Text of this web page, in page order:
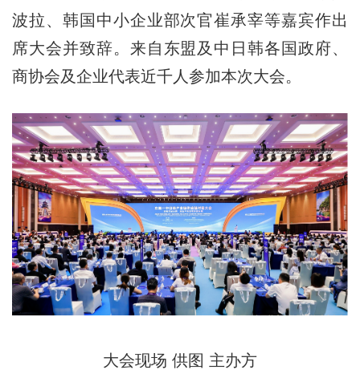
波拉、韩国中小企业部次官崔承宰等嘉宾作出
席大会并致辞。来自东盟及中日韩各国政府、
商协会及企业代表近千人参加本次大会。
大会现场 供图 主办方